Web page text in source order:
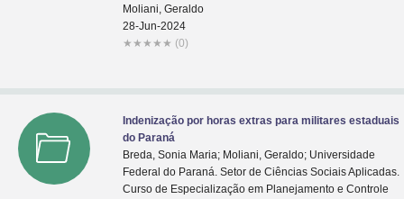
Moliani, Geraldo
28-Jun-2024
★ ★ ★ ★ ★ (0)
Indenização por horas extras para militares estaduais
do Paraná
Breda, Sonia Maria; Moliani, Geraldo; Universidade
Federal do Paraná. Setor de Ciências Sociais Aplicadas.
Curso de Especialização em Planejamento e Controle